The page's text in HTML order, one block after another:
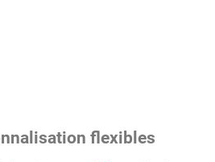
flexibles